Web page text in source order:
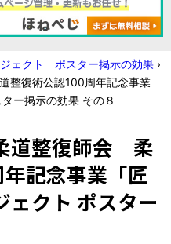
サイトマップ
ジェクト ポスター掲示の効果 ›
整復術公認100周年記念事業
ー掲示の効果 その８
道整復師会 柔
記念事業「匠
クト ポスター